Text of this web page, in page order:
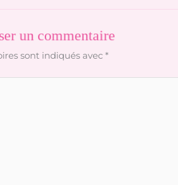
un commentaire
sont indiqués avec *